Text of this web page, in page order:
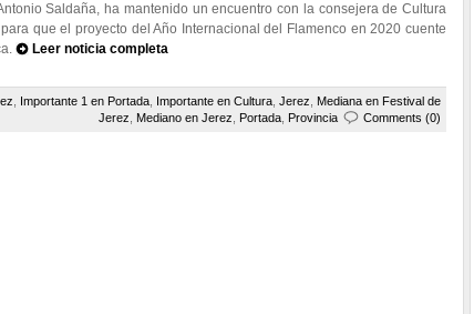
Saldaña, ha mantenido un encuentro con la consejera de Cultura
que el proyecto del Año Internacional del Flamenco en 2020 cuente
Leer noticia completa
Importante 1 en Portada Importante en Cultura Jerez
Mediana en Festival de
Jerez
Mediano en Jerez Portada Provincia Comments (0)